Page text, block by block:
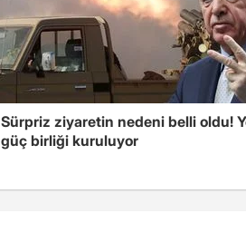
Sürpriz ziyaretin nedeni belli oldu!
güç birliği kuruluyor